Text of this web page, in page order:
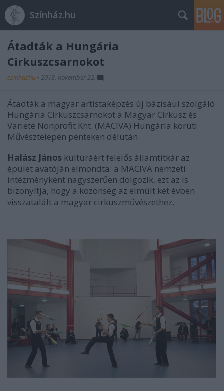
Színház.hu
Átadták a Hungária
Cirkuszcsarnokot
szinhazhu • 2013. november 22.
Átadták a magyar artistaképzés új bázisául szolgáló
Hungária Cirkuszcsarnokot a Magyar Cirkusz és
Varieté Nonprofit Kht. (MACIVA) Hungária körúti
Művésztelepén pénteken délután.
Halász János kultúráért felelős államtitkár az
épület avatóján elmondta: a MACIVA nemzeti
intézményként nagyszerűen dolgozik, ezt az is
bizonyítja, hogy a közönség az elmúlt két évben
visszatalált a magyar cirkuszművészethez.